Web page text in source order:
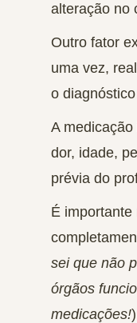
alteração no
Outro fator
uma vez,
o
A
dor, idade,
prévia do
É
sei que não
órgãos
medicações!